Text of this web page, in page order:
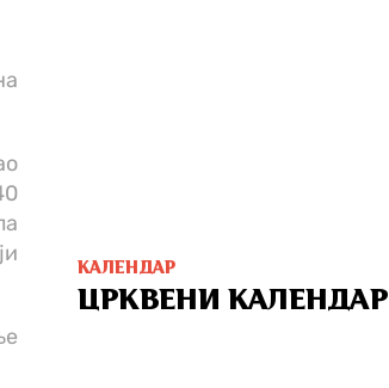
КАЛЕНДАР
ЦРКВЕНИ КАЛЕНДАР